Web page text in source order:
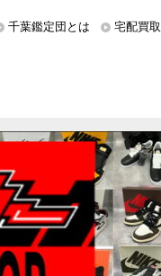
千葉鑑定団とは 宅配買取